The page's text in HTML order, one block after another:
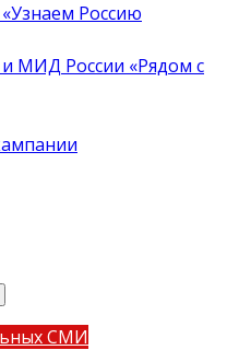
Россию
МИД России «Рядом с
СМИ